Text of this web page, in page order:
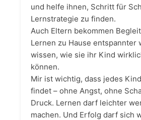
und helfe ihnen, Schritt für
Lernstrategie zu finden.
Auch Eltern bekommen
Lernen zu Hause entspannter
wissen, wie sie ihr Kind
können.
Mir ist wichtig, dass jedes
findet – ohne Angst, ohne
Druck. Lernen darf leichter
machen. Und Erfolg darf sich